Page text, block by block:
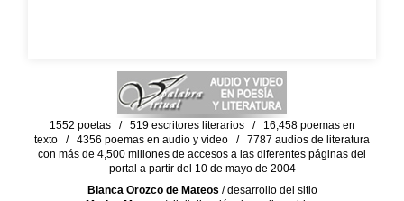
1552 poetas / 519 escritores literarios / 16,458 poemas en
texto / 4356 poemas en audio y video / 7787 audios de literatura
con más de 4,500 millones de accesos a las diferentes páginas del
portal a partir del 10 de mayo de 2004
Blanca Orozco de Mateos / desarrollo del sitio